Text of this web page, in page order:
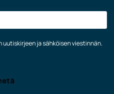
ja sähköisen viestinnän.